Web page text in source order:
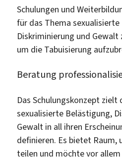
Schulungen und
für das Thema
Diskriminierung und Gewalt
um die Tabuisierung
Beratung
Das Schulungskonzept zielt
sexualisierte Belästigung,
Gewalt in all ihren
definieren. Es bietet Raum,
teilen und möchte vor